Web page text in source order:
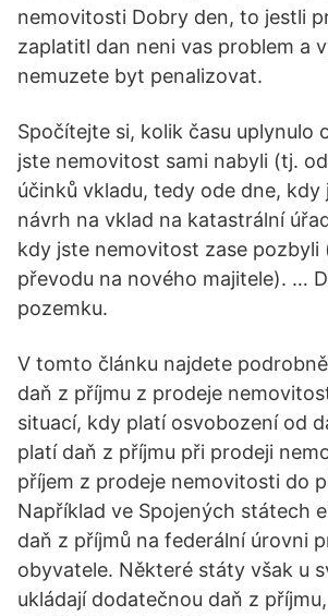
nemovitosti Dobry den, to jestli
zaplatitl dan neni vas problem a
nemuzete byt penalizovat.
Spočítejte si, kolik času uplynulo
jste nemovitost sami nabyli (tj.
účinků vkladu, tedy ode dne, kdy
návrh na vklad na katastrální
kdy jste nemovitost zase pozbyli
převodu na nového majitele). …
pozemku.
V tomto článku najdete
daň z příjmu z prodeje
situací, kdy platí osvobození od
platí daň z příjmu při prodeji
příjem z prodeje nemovitosti do
Například ve Spojených státech
daň z příjmů na federální úrovni
obyvatele. Některé státy však u
ukládají dodatečnou daň z